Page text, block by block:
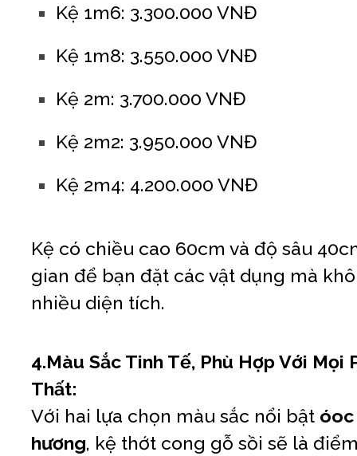
Kệ 1m6: 3.300.000 VNĐ
Kệ 1m8: 3.550.000 VNĐ
Kệ 2m: 3.700.000 VNĐ
Kệ 2m2: 3.950.000 VNĐ
Kệ 2m4: 4.200.000 VNĐ
Kệ có chiều cao 60cm và độ sâu
gian để bạn đặt các vật dụng mà
nhiều diện tích.
4.Màu Sắc Tinh Tế, Phù Hợp Với Mọi
Thất:
Với hai lựa chọn màu sắc nổi bật
hương, kệ thớt cong gỗ sồi sẽ là